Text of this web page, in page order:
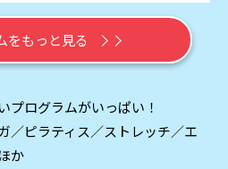
をもっと見る
プログラムがいっぱい！
／ピラティス／ストレッチ／エ
か